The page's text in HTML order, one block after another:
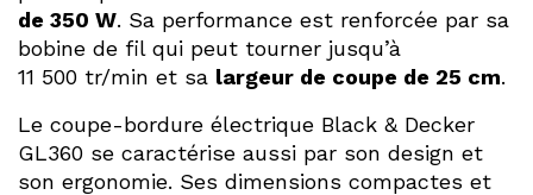
de 350 W. Sa performance est renforcée par sa
bobine de fil qui peut tourner jusqu’à
11 500 tr/min et sa largeur de coupe de 25 cm.
Le coupe-bordure électrique Black & Decker
GL360 se caractérise aussi par son design et
son ergonomie. Ses dimensions compactes et